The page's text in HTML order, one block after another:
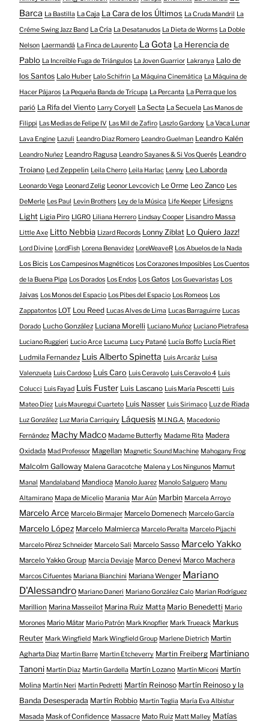
Barca La Bastilla La Caja La Cara de los Últimos La Cruda Mandril La
Créme Swing Jazz Band La Cría La Desatanudos La Dieta de Worms La Doble
Nelson Laermandá La Finca de Laurento La Gota La Herencia de
Pablo La Increíble Fuga de Triángulos La Joven Guarrior Lakranya Lalo de
los Santos Lalo Huber Lalo Schifrin La Máquina Cinemática La Máquina de
Hacer Pájaros La Pequeña Banda de Trícupa La Percanta La Perra que los
parió La Rifa del Viento Larry Coryell La Secta La Secuela Las Manos de
Filippi Las Medias de Felipe IV Las Mil de Zafiro Laszlo Gardony La Vaca Lunar
Lava Engine Lazuli Leandro Diaz Romero Leandro Guelman Leandro Kalén
Leandro Nuñez Leandro Ragusa Leandro Sayanes & Si Vos Querés Leandro
Troiano Led Zeppelin Leila Cherro Leila Harlac Lenny Leo Laborda
Leonardo Vega Leonard Zelig Leonor Levcovich Le Orme Leo Zanco Les
DeMerle Les Paul Levin Brothers Ley de la Música Life Keeper Lifesigns
Light Ligia Piro LIGRO Liliana Herrero Lindsay Cooper Lisandro Massa
Little Axe Litto Nebbia Lizard Records Lonny Ziblat Lo Quiero Jazz!
Lord Divine LordFish Lorena Benavidez LoreWeaveR Los Abuelos de la Nada
Los Bicis Los Campesinos Magnéticos Los Corazones Imposibles Los Cuentos
de la Buena Pipa Los Dorados Los Endos Los Gatos Los Guevaristas Los
Jaivas Los Monos del Espacio Los Pibes del Espacio Los Romeos Los
Zappatontos LOT Lou Reed Lucas Alves de Lima Lucas Barraguirre Lucas
Dorado Lucho González Luciana Morelli Luciano Muñoz Luciano Pietrafesa
Luciano Ruggieri Lucio Arce Lucuma Lucy Patané Lucía Boffo Lucía Riet
Ludmila Fernandez Luis Alberto Spinetta Luis Arcaráz Luisa
Valenzuela Luis Cardoso Luis Caro Luis Ceravolo Luis Ceravolo 4 Luis
Colucci Luis Fayad Luis Fuster Luis Lascano Luis María Pescetti Luis
Mateo Díez Luis Mauregui Cuarteto Luis Nasser Luis Sirimaco Luz de Riada
Luz González Luz Maria Carriquiry Láquesis M.I.N.G.A. Macedonio
Fernández Machy Madco Madame Butterfly Madame Rita Madera
Oxidada Mad Professor Magellan Magnetic Sound Machine Mahogany Frog
Malcolm Galloway Malena Garacotche Malena y Los Ningunos Mamut
Manal Mandalaband Mandioca Manolo Juarez Manolo Salguero Manu
Altamirano Mapa de Micelio Marania Mar Aún Marbin Marcela Arroyo
Marcelo Arce Marcelo Birmajer Marcelo Domenech Marcelo García
Marcelo López Marcelo Malmierca Marcelo Peralta Marcelo Pijachi
Marcelo Pérez Schneider Marcelo Sali Marcelo Sasso Marcelo Yakko
Marcelo Yakko Group Marcia Deviaje Marco Denevi Marco Machera
Marcos Cifuentes Mariana Bianchini Mariana Wenger Mariano
D'Alessandro Mariano Daneri Mariano González Calo Marian Rodríguez
Marillion Marina Masseilot Marina Ruiz Matta Mario Benedetti Mario
Morones Mario Mátar Mario Patrón Mark Knopfler Mark Trueack Markus
Reuter Mark Wingfield Mark Wingfield Group Marlene Dietrich Martin
Agharta Diaz Martin Barre Martin Etcheverry Martin Freiberg Martiniano
Tanoni Martín Diaz Martín Gardella Martín Lozano Martín Miconi Martín
Molina Martín Neri Martín Pedretti Martín Reinoso Martín Reinoso y la
Banda Desesperada Martín Robbio Martín Teglia María Eva Albistur
Masada Mask of Confidence Massacre Mato Ruiz Matt Malley Matías